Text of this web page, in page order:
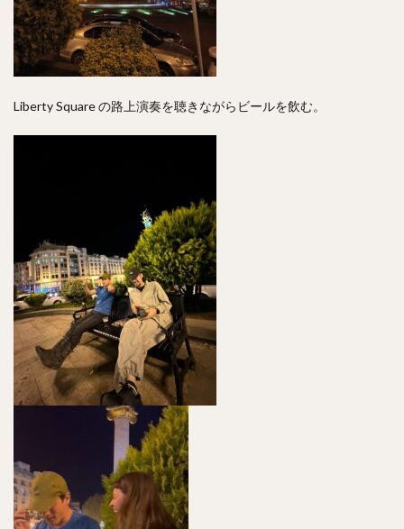
Liberty Square の路上演奏を聴きながらビールを飲む。